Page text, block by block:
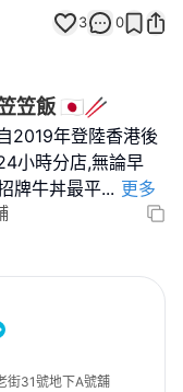
3 0
笠飯 🇯🇵🥢
2019年登陸香港後
小時分店,無論早
牌牛丼最平... 更多
街31號地下A號舖